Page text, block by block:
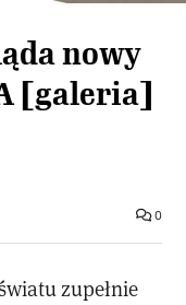
nowy
[galeria]
0
zupełnie